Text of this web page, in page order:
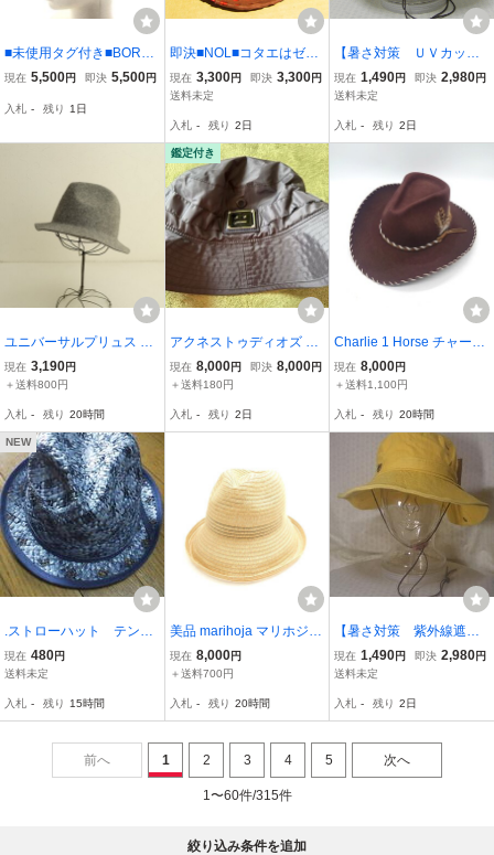
■未使用タグ付き■BORSA
LINO ボルサリーノ フェ
中折れ サイズ55cm グ
現在 5,500円 即決 5,500円
入札 - 残り 1日
即決■NOL■コタエはゼロ
ウーパラcap■M■古着
現在 3,300円 即決 3,300円
送料未定
入札 - 残り 2日
【暑さ対策 ＵＶカッ
ト！】【レディス アド
ベンチャー ハット＜ブ
ｃｍ＞6775：綿１００％
現在 1,490円 即決 2,980円
送料未定
入札 - 残り 2日
ユニバーサルプリュス U
NIVERSAL PLUS *フェル
ト中折れハット*ぼうし毛
5)【51L52】
現在 3,190円
＋送料800円
入札 - 残り 20時間
鑑定付き
アクネストゥディオズ フ
ェイスロゴ サファリ バケ
ット ハット 59 黒 アウト
現在 8,000円 即決 8,000円
＋送料180円
入札 - 残り 2日
Charlie 1 Horse チャーリ
ーワンホース ウエスタン
ハット テンガロンハット
根飾り USA ヴィンテージ
t-26x321
現在 8,000円
＋送料1,100円
入札 - 残り 20時間
NEW
.ストローハット テンガ
ロン 青 色褪せあり
中古 56cmくらい レデ
現在 480円
送料未定
入札 - 残り 15時間
美品 marihoja マリホジャ
Brim ハット 59cm 麦わら
帽子 レディース AU4252
現在 8,000円
＋送料700円
入札 - 残り 20時間
【暑さ対策 紫外線遮
蔽 ＵＶカット】レディ
ス 綿100％ ウォッシ
ー ハット＜イエロー：
現在 1,490円 即決 2,980円
送料未定
入札 - 残り 2日
前へ 1 2 3 4 5 次へ
1〜60件/315件
絞り込み条件を追加